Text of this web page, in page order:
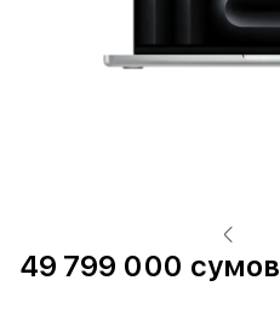
49 799 000 сумов